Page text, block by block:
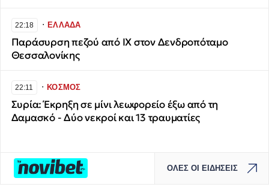
22:18 ∙ΕΛΛΑΔΑ
Παράσυρση πεζού από ΙΧ στον Δενδροπόταμο
Θεσσαλονίκης
22:11 ∙ΚΟΣΜΟΣ
Συρία: Έκρηξη σε μίνι λεωφορείο έξω από τη
Δαμασκό - Δύο νεκροί και 13 τραυματίες
ΟΛΕΣ ΟΙ ΕΙΔΗΣΕΙΣ